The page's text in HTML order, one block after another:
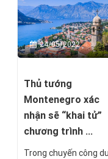
luôn tiềm ẩn cơ hội.
Giống như cách người
Nhật thả cá mập nhỏ
bể để giữ cá luôn tươi
có thể chính là “con cá
mập nhỏ” khiến doanh
nghiệp Việt phải vận
động, thức tỉnh và chủ
24/05/2022
Thủ tướng
Montenegro xác
nhận sẽ “khai tử”
chương trình ...
Trong chuyến công du